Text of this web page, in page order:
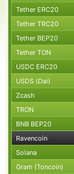
Tether ERC20
Tether TRC20
Tether BEP20
Tether TON
USDC ERC20
USDS (Dai)
Zcash
TRON
BNB BEP20
Ravencoin
Solana
Gram (Toncoin)